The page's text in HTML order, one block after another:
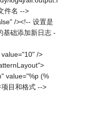
件名 -->
/><!-- 设置是
基础添加新日志 -
/>
value="%p (%
目和格式 -->